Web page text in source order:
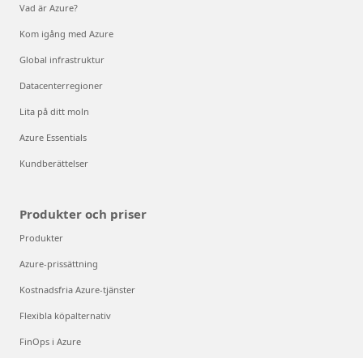
Vad är Azure?
Kom igång med Azure
Global infrastruktur
Datacenterregioner
Lita på ditt moln
Azure Essentials
Kundberättelser
Produkter och priser
Produkter
Azure-prissättning
Kostnadsfria Azure-tjänster
Flexibla köpalternativ
FinOps i Azure